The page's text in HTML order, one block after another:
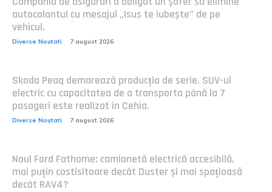
autocolantul cu mesajul „Isus te iubește” de pe
vehicul.
Diverse Noutati 7 august 2026
Skoda Peaq demarează producția de serie. SUV-ul
electric cu capacitatea de a transporta până la 7
pasageri este realizat în Cehia.
Diverse Noutati 7 august 2026
Noul Ford Fathome: camionetă electrică accesibilă,
mai puțin costisitoare decât Duster și mai spațioasă
decât RAV4?